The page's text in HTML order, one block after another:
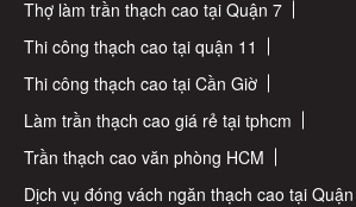
Thợ làm trần thạch cao tại Quận 7
Thi công thạch cao tại quận 11
Thi công thạch cao tại Cần Giờ
Làm trần thạch cao giá rẻ tại tphcm
Trần thạch cao văn phòng HCM
Dịch vụ đóng vách ngăn thạch cao tại